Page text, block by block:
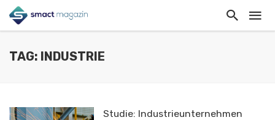
TAG: INDUSTRIE
Studie: Industrieunternehmen